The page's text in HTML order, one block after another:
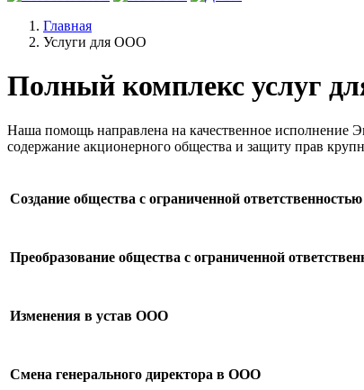
Главная
Услуги для ООО
Полный комплекс услуг
Наша помощь направлена на качественное исполнение
содержание акционерного общества и защиту прав
Создание общества с ограниченной
Преобразование общества с ограниченной
Изменения в устав ООО
Смена генерального директора в ООО